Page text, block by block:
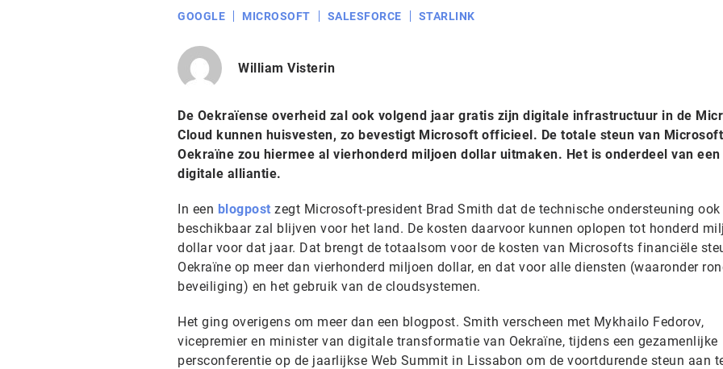
GOOGLE
MICROSOFT SALESFORCE STARLINK
William Visterin
De Oekraïense overheid zal ook volgend jaar gratis zijn digitale infrastructuur in de
Cloud kunnen huisvesten, zo bevestigt Microsoft officieel. De totale steun van
Oekraïne zou hiermee al vierhonderd miljoen dollar uitmaken. Het is onderdeel van een
digitale alliantie.
In een blogpost zegt Microsoft-president Brad Smith dat de technische ondersteuning ook
beschikbaar zal blijven voor het land. De kosten daarvoor kunnen oplopen tot honderd
dollar voor dat jaar. Dat brengt de totaalsom voor de kosten van Microsofts financiële
Oekraïne op meer dan vierhonderd miljoen dollar, en dat voor alle diensten (waaronder
beveiliging) en het gebruik van de cloudsystemen.
Het ging overigens om meer dan een blogpost. Smith verscheen met Mykhailo Fedorov,
vicepremier en minister van digitale transformatie van Oekraïne, tijdens een gezamenlijke
persconferentie op de jaarlijkse Web Summit in Lissabon om de voortdurende steun aan